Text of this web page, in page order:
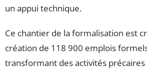
un appui technique.
Ce chantier de la formalisation est
création de 118 900 emplois formels
transformant des activités